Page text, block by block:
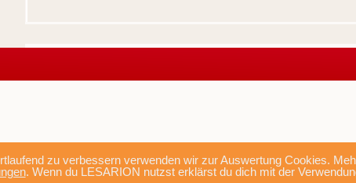
zu verbessern verwenden wir zur Auswertung Cookies.
. Wenn du LESARION nutzst erklärst du dich mit der